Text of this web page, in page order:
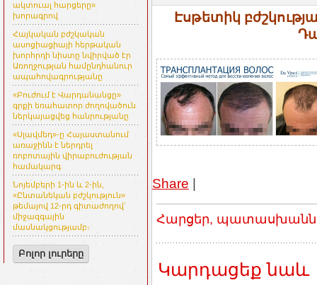
ակտուալ հարցերը»
խորագրով
Հայկական բժշկական
ասոցիացիայի հերթական
խորհրդի նիստը նվիրված էր
Առողջության համընդհանուր
ապահովագրությանը
«Բուժում է Վարդանանցը»
գրքի եռահատոր ժողովածուն
ներկայացվեց հանրությանը
«Սլավմեդ»-ը Հայաստանում
առաջինն է ներդրել
ռոբոտային վիրաբուժության
համակարգ
Նոյեմբերի 1-ին և 2-ին,
«Ընտանեկան բժշկություն»
թեմայով 12-րդ գիտաժողով՝
միջազգային
մասնակցությամբ։
Բոլոր լուրերը
Էսթետիկ
Share |
Հարցեր,
Կարդացեք նաև